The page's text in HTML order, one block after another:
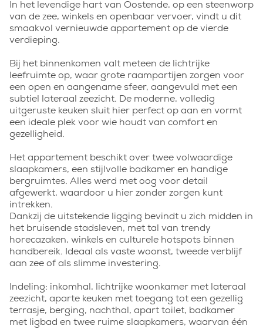
In het levendige hart van Oostende, op een steenworp
van de zee, winkels en openbaar vervoer, vindt u dit
smaakvol vernieuwde appartement op de vierde
verdieping.
Bij het binnenkomen valt meteen de lichtrijke
leefruimte op, waar grote raampartijen zorgen voor
een open en aangename sfeer, aangevuld met een
subtiel lateraal zeezicht. De moderne, volledig
uitgeruste keuken sluit hier perfect op aan en vormt
een ideale plek voor wie houdt van comfort en
gezelligheid.
Het appartement beschikt over twee volwaardige
slaapkamers, een stijlvolle badkamer en handige
bergruimtes. Alles werd met oog voor detail
afgewerkt, waardoor u hier zonder zorgen kunt
intrekken.
Dankzij de uitstekende ligging bevindt u zich midden in
het bruisende stadsleven, met tal van trendy
horecazaken, winkels en culturele hotspots binnen
handbereik. Ideaal als vaste woonst, tweede verblijf
aan zee of als slimme investering.
Indeling: inkomhal, lichtrijke woonkamer met lateraal
zeezicht, aparte keuken met toegang tot een gezellig
terrasje, berging, nachthal, apart toilet, badkamer
met ligbad en twee ruime slaapkamers, waarvan één